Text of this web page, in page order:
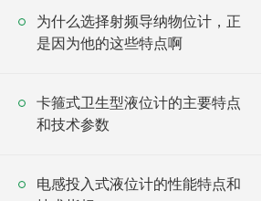
为什么选择射频导纳物位计，正
是因为他的这些特点啊
卡箍式卫生型液位计的主要特点
和技术参数
电感投入式液位计的性能特点和